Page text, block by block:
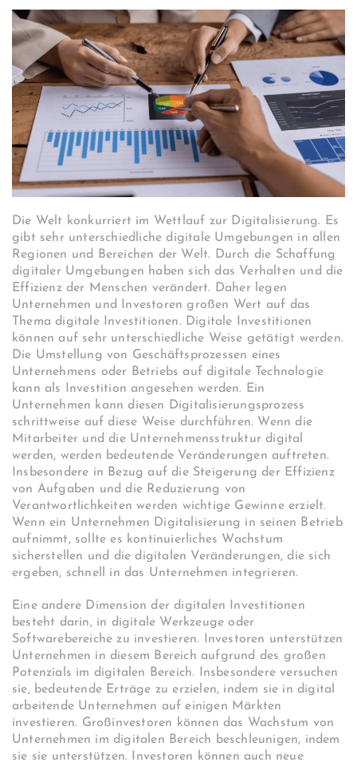
Die Welt konkurriert im Wettlauf zur Digitalisierung. Es
gibt sehr unterschiedliche digitale Umgebungen in allen
Regionen und Bereichen der Welt. Durch die Schaffung
digitaler Umgebungen haben sich das Verhalten und die
Effizienz der Menschen verändert. Daher legen
Unternehmen und Investoren großen Wert auf das
Thema digitale Investitionen. Digitale Investitionen
können auf sehr unterschiedliche Weise getätigt werden.
Die Umstellung von Geschäftsprozessen eines
Unternehmens oder Betriebs auf digitale Technologie
kann als Investition angesehen werden. Ein
Unternehmen kann diesen Digitalisierungsprozess
schrittweise auf diese Weise durchführen. Wenn die
Mitarbeiter und die Unternehmensstruktur digital
werden, werden bedeutende Veränderungen auftreten.
Insbesondere in Bezug auf die Steigerung der Effizienz
von Aufgaben und die Reduzierung von
Verantwortlichkeiten werden wichtige Gewinne erzielt.
Wenn ein Unternehmen Digitalisierung in seinen Betrieb
aufnimmt, sollte es kontinuierliches Wachstum
sicherstellen und die digitalen Veränderungen, die sich
ergeben, schnell in das Unternehmen integrieren.
Eine andere Dimension der digitalen Investitionen
besteht darin, in digitale Werkzeuge oder
Softwarebereiche zu investieren. Investoren unterstützen
Unternehmen in diesem Bereich aufgrund des großen
Potenzials im digitalen Bereich. Insbesondere versuchen
sie, bedeutende Erträge zu erzielen, indem sie in digital
arbeitende Unternehmen auf einigen Märkten
investieren. Großinvestoren können das Wachstum von
Unternehmen im digitalen Bereich beschleunigen, indem
sie sie unterstützen. Investoren können auch neue